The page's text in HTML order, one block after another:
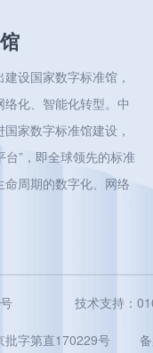
设国家数字标准馆，
化、智能化转型。中
家数字标准馆建设，
台”，即全球领先的标准
周期的数字化、网络
技术支持：
批字第直170229号